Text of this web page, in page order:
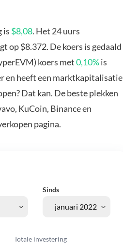
is $8,08. Het 24 uurs
op $8.372. De koers is gedaald
koers met0,10%is
en heeft een marktkapitalisatie
Dat kan. De beste plekken
KuCoin, Binance en
pagina.
Sinds
Totale investering